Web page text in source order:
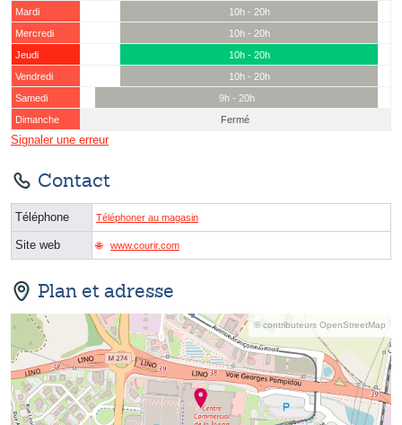
Mardi
10h - 20h
Mercredi
10h - 20h
Jeudi
10h - 20h
Vendredi
10h - 20h
Samedi
9h - 20h
Dimanche
Fermé
Signaler une erreur
Contact
Téléphone Téléphoner au magasin
Site web www.courir.com
Plan et adresse
© contributeurs OpenStreetMap